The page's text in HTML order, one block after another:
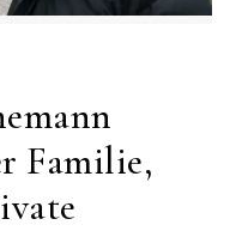
Familie,